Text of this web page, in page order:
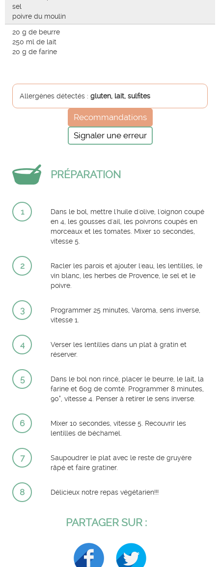
sel
poivre du moulin
20 g de beurre
250 ml de lait
20 g de farine
Allergènes détectés : gluten, lait, sulfites
Recommandations
Signaler une erreur
PRÉPARATION
1
Dans le bol, mettre l'huile d'olive, l'oignon coupé
en 4, les gousses d'ail, les poivrons coupés en
morceaux et les tomates. Mixer 10 secondes,
vitesse 5.
2
Racler les parois et ajouter l'eau, les lentilles, le
vin blanc, les herbes de Provence, le sel et le
poivre.
3
Programmer 25 minutes, Varoma, sens inverse,
vitesse 1.
4
Verser les lentilles dans un plat à gratin et
réserver.
5
Dans le bol non rincé, placer le beurre, le lait, la
farine et 60g de comté. Programmer 8 minutes,
90°, vitesse 4. Penser à retirer le sens inverse.
6
Mixer 10 secondes, vitesse 5. Recouvrir les
lentilles de béchamel.
7
Saupoudrer le plat avec le reste de gruyère
râpé et faire gratiner.
8 Délicieux notre repas végétarien!!!
PARTAGER SUR :